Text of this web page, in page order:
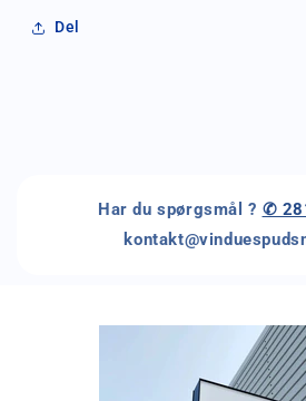
Del
Har du spørgsmål ? ✆